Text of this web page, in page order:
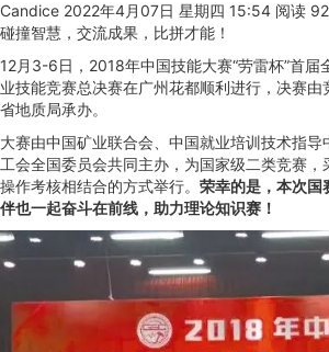
Candice 2022年4月07日 星期四 15:54 阅读
碰撞智慧，交流成果，比拼才能！
12月3-6日，2018年中国技能大赛“劳雷杯”首届
业技能竞赛总决赛在广州花都顺利进行，决赛
省地质局承办。
大赛由中国矿业联合会、中国就业培训技术指
工会全国委员会共同主办，为国家级二类竞赛
操作考核相结合的方式举行。 荣幸的是，本次国
伴也一起奋斗在前线，助力理论知识赛！